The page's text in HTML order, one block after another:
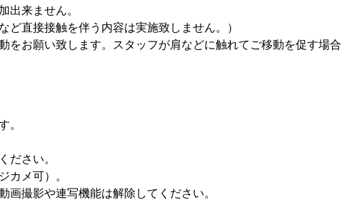
出来ません。
直接接触を伴う内容は実施致しません。）
をお願い致します。スタッフが肩などに触れてご移動を促す場合
。
ださい。
カメ可）。
画撮影や連写機能は解除してください。